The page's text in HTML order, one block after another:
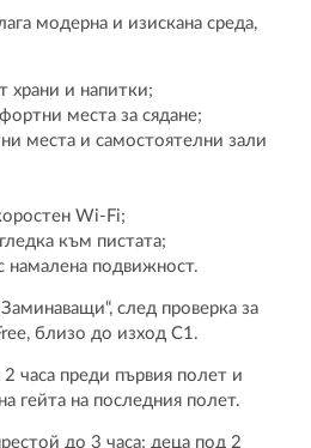
модерна и изискана среда,
храни и напитки;
места за сядане;
места и самостоятелни зали
Wi-Fi;
към пистата;
намалена подвижност.
след проверка за
близо до изход C1.
2 часа преди първия полет и
гейта на последния полет.
до 3 часа; деца под 2